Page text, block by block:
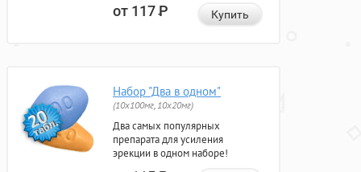
от 117Р Купить
Набор "Два в одном"
(10x100мг, 10x20мг)
Два самых популярных
препарата для усиления
эрекции в одном наборе!